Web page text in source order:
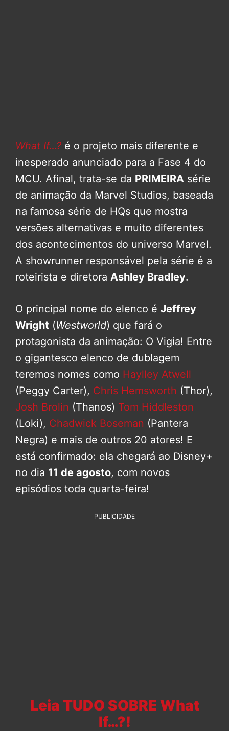
What If…? é o projeto mais diferente e
inesperado anunciado para a Fase 4 do
MCU. Afinal, trata-se da PRIMEIRA série
de animação da Marvel Studios, baseada
na famosa série de HQs que mostra
versões alternativas e muito diferentes
dos acontecimentos do universo Marvel.
A showrunner responsável pela série é a
roteirista e diretora Ashley Bradley.
O principal nome do elenco é Jeffrey
Wright (Westworld) que fará o
protagonista da animação: O Vigia! Entre
o gigantesco elenco de dublagem
teremos nomes como Haylley Atwell
(Peggy Carter), Chris Hemsworth (Thor),
Josh Brolin (Thanos) Tom Hiddleston
(Loki), Chadwick Boseman (Pantera
Negra) e mais de outros 20 atores! E
está confirmado: ela chegará ao Disney+
no dia 11 de agosto, com novos
episódios toda quarta-feira!
PUBLICIDADE
Leia TUDO SOBRE What
If…?!